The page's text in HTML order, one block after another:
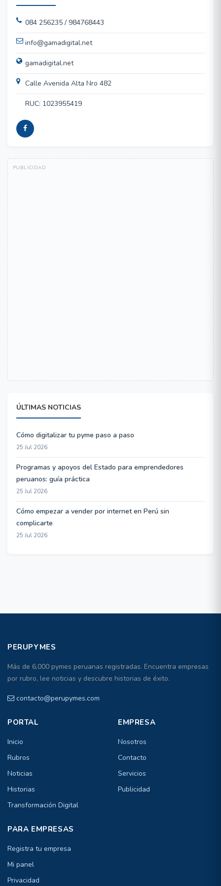
084 256235 / 984768443
info@gamadigital.net
gamadigital.net
Calle Avenida Alta Nro 482
RUC: 1023955419
ÚLTIMAS NOTICIAS
Cómo digitalizar tu pyme paso a paso
25 Jul 2026
Programas y apoyos del Estado para emprendedores
peruanos: guía práctica
25 Jul 2026
Cómo empezar a vender por internet en Perú sin
complicarte
25 Jul 2026
PERUPYMES
Más de 6,000 pymes peruanas registradas. Encuentra empresas
por rubro, lee noticias y descubre historias de éxito.
contacto@perupymes.com
PORTAL
Inicio
Rubros
Noticias
Historias
Transformación Digital
EMPRESA
Nosotros
Contacto
Servicios
Publicidad
PARA EMPRESAS
Registra tu empresa
Mi panel
Privacidad